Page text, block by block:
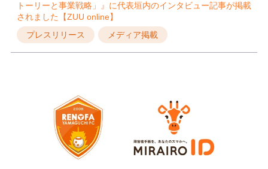
プレスリリース メディア掲載
トーリーと事業戦略」』に代表垣内のインタビュー記事が掲載
されました【ZUU online】